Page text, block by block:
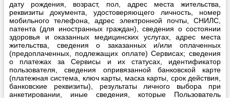
дату рождения, возраст, пол, адрес места жительства,
реквизиты документа, удостоверяющего личность, номер
мобильного телефона, адрес электронной почты, СНИЛС,
патента (для иностранных граждан), сведения о состоянии
здоровья и оказанных медицинских услугах, адрес места
жительства, сведения о заказанных и/или оплаченных
(предоплаченных, подлежащих оплате) Сервисах; сведения
о платежах за Сервисы и их статусах, идентификатор
пользователя, сведения опривязанной банковской карте
(платежная система, ключ карты, маска карты, срок действия,
банковские реквизиты), результаты личного выбора при
анкетировании, иные сведения, которые Пользователь